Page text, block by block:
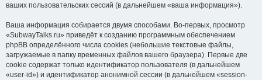
ваших пользовательских сессий (в дальнейшем «ваша информация»).
Ваша информация собирается двумя способами. Во-первых, просмотр
«SubwayTalks.ru» приведёт к созданию программным обеспечением
phpBB определённого числа cookies (небольшие текстовые файлы,
загружаемые в папку временных файлов вашего браузера). Первые две
cookie содержат только идентификатор пользователя (в дальнейшем
«user-id») и идентификатор анонимной сессии (в дальнейшем «session-